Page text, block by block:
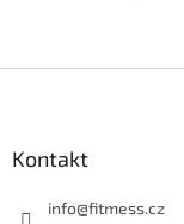
Kontakt
info@fitmess.cz